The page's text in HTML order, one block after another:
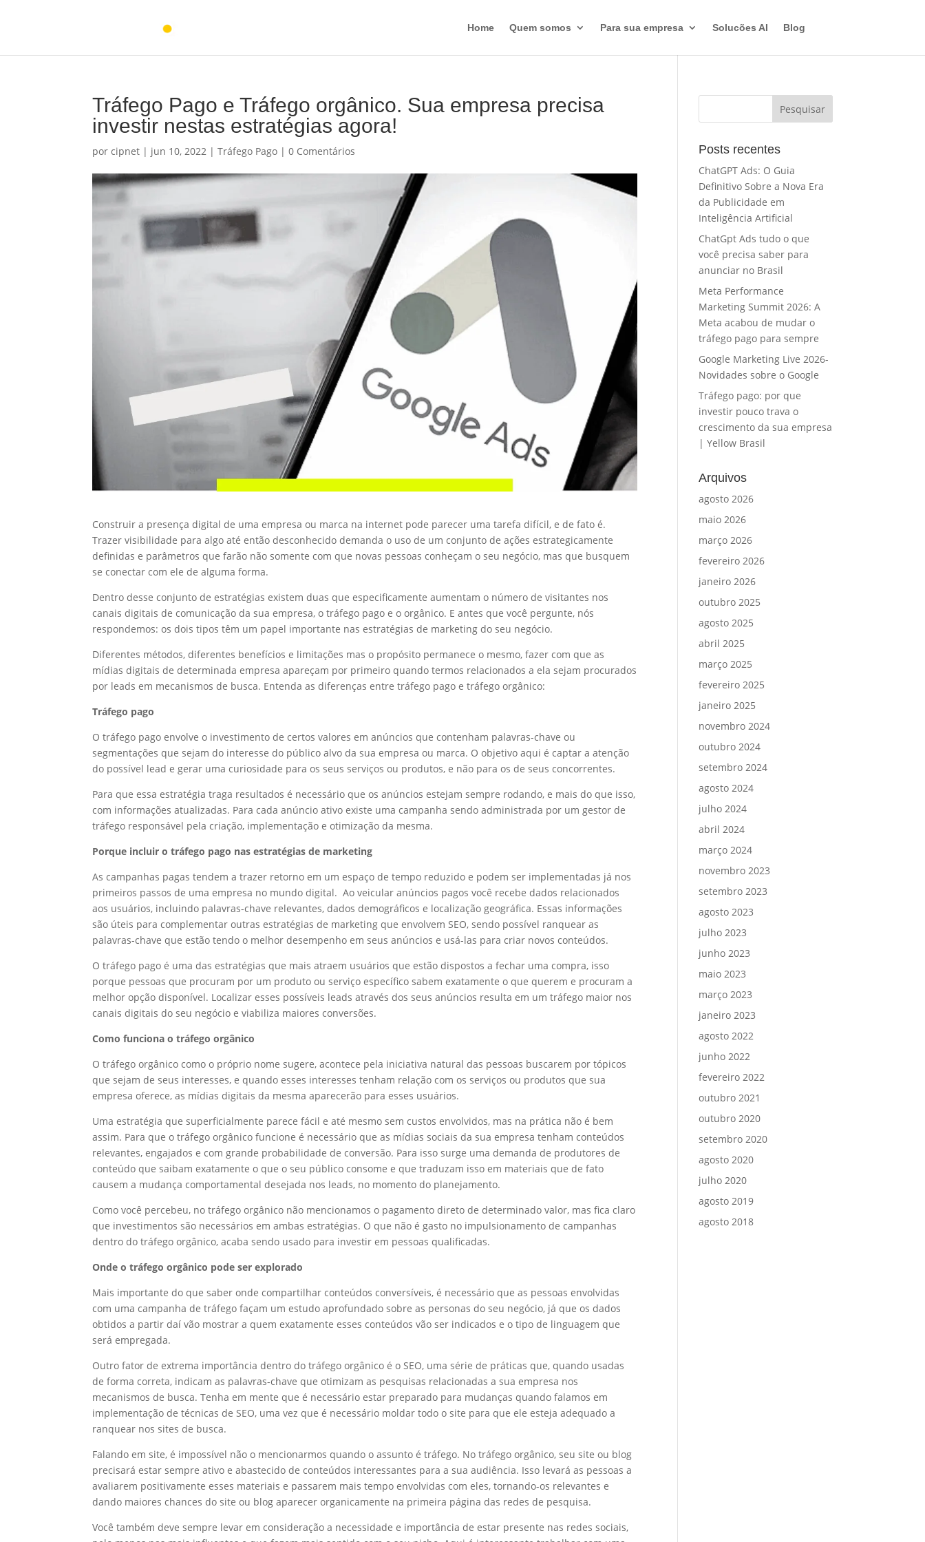
Home Quem somos Para sua empresa Solucões AI Blog
Tráfego Pago e Tráfego orgânico. Sua empresa precisa
investir nestas estratégias agora!
porcipnet | jun 10, 2022 |Tráfego Pago |0 Comentários
Construir a presença digital de uma empresa ou marca na internet pode parecer uma tarefa difícil, e de fato é.
Trazer visibilidade para algo até então desconhecido demanda o uso de um conjunto de ações estrategicamente
definidas e parâmetros que farão não somente com que novas pessoas conheçam o seu negócio, mas que busquem
se conectar com ele de alguma forma.
Dentro desse conjunto de estratégias existem duas que especificamente aumentam o número de visitantes nos
canais digitais de comunicação da sua empresa, o tráfego pago e o orgânico. E antes que você pergunte, nós
respondemos:os dois tipos têm um papel importante nas estratégias de marketing do seu negócio.
Diferentes métodos, diferentes benefícios e limitações mas o propósito permanece o mesmo, fazer com que as
mídias digitais de determinada empresa apareçam por primeiro quando termos relacionados a ela sejam procurados
por leads em mecanismos de busca. Entenda as diferenças entre tráfego pago e tráfego orgânico:
Tráfego pago
O tráfego pago envolve o investimento de certos valores em anúncios que contenham palavras-chave ou
segmentações que sejam do interesse do público alvo da sua empresa ou marca. O objetivo aqui é captar a atenção
do possível lead e gerar uma curiosidade para os seus serviços ou produtos, e não para os de seus concorrentes.
Para que essa estratégia traga resultados é necessário que os anúncios estejam sempre rodando, e mais do que isso,
com informações atualizadas. Para cada anúncio ativo existe uma campanha sendo administrada por um gestor de
tráfego responsável pela criação, implementação e otimização da mesma.
Porque incluir o tráfego pago nas estratégias de marketing
As campanhas pagas tendem a trazer retorno em um espaço de tempo reduzido e podem ser implementadas já nos
primeiros passos de uma empresa no mundo digital. Ao veicular anúncios pagos você recebe dados relacionados
aos usuários, incluindo palavras-chave relevantes, dados demográficos e localização geográfica. Essas informações
são úteis para complementar outras estratégias de marketing que envolvem SEO, sendo possível ranquear as
palavras-chave que estão tendo o melhor desempenho em seus anúncios e usá-las para criar novos conteúdos.
O tráfego pago é uma das estratégias que mais atraem usuários que estão dispostos a fechar uma compra, isso
porque pessoas que procuram por um produto ou serviço específico sabem exatamente o que querem e procuram a
melhor opção disponível. Localizar esses possíveis leads através dos seus anúncios resulta em um tráfego maior nos
canais digitais do seu negócio e viabiliza maiores conversões.
Como funciona o tráfego orgânico
O tráfego orgânico como o próprio nome sugere, acontece pela iniciativa natural das pessoas buscarem por tópicos
que sejam de seus interesses, e quando esses interesses tenham relação com os serviços ou produtos que sua
empresa oferece, as mídias digitais da mesma aparecerão para esses usuários.
Uma estratégia que superficialmente parece fácil e até mesmo sem custos envolvidos, mas na prática não é bem
assim. Para que o tráfego orgânico funcione é necessário que as mídias sociais da sua empresa tenham conteúdos
relevantes, engajados e com grande probabilidade de conversão. Para isso surge uma demanda de produtores de
conteúdo que saibam exatamente o que o seu público consome e que traduzam isso em materiais que de fato
causem a mudança comportamental desejada nos leads, no momento do planejamento.
Como você percebeu, no tráfego orgânico não mencionamos o pagamento direto de determinado valor, mas fica claro
que investimentos são necessários em ambas estratégias. O que não é gasto no impulsionamento de campanhas
dentro do tráfego orgânico, acaba sendo usado para investir em pessoas qualificadas.
Onde o tráfego orgânico pode ser explorado
Mais importante do que saber onde compartilhar conteúdos conversíveis, é necessário que as pessoas envolvidas
com uma campanha de tráfego façam um estudo aprofundado sobre as personas do seu negócio, já que os dados
obtidos a partir daí vão mostrar a quem exatamente esses conteúdos vão ser indicados e o tipo de linguagem que
será empregada.
Outro fator de extrema importância dentro do tráfego orgânico é o SEO, uma série de práticas que, quando usadas
de forma correta, indicam as palavras-chave que otimizam as pesquisas relacionadas a sua empresa nos
mecanismos de busca. Tenha em mente que é necessário estar preparado para mudanças quando falamos em
implementação de técnicas de SEO, uma vez que é necessário moldar todo o site para que ele esteja adequado a
ranquear nos sites de busca.
Falando em site, é impossível não o mencionarmos quando o assunto é tráfego. No tráfego orgânico, seu site ou blog
precisará estar sempre ativo e abastecido de conteúdos interessantes para a sua audiência. Isso levará as pessoas a
avaliarem positivamente esses materiais e passarem mais tempo envolvidas com eles, tornando-os relevantes e
dando maiores chances do site ou blog aparecer organicamente na primeira página das redes de pesquisa.
Você também deve sempre levar em consideração a necessidade e importância de estar presente nas redes sociais,
Posts recentes
ChatGPT Ads: O Guia
Definitivo Sobre a Nova Era
da Publicidade em
Inteligência Artificial
ChatGpt Ads tudo o que
você precisa saber para
anunciar no Brasil
Meta Performance
Marketing Summit 2026: A
Meta acabou de mudar o
tráfego pago para sempre
Google Marketing Live 2026-
Novidades sobre o Google
Tráfego pago: por que
investir pouco trava o
crescimento da sua empresa
| Yellow Brasil
Arquivos
agosto 2026
maio 2026
março 2026
fevereiro 2026
janeiro 2026
outubro 2025
agosto 2025
abril 2025
março 2025
fevereiro 2025
janeiro 2025
novembro 2024
outubro 2024
setembro 2024
agosto 2024
julho 2024
abril 2024
março 2024
novembro 2023
setembro 2023
agosto 2023
julho 2023
junho 2023
maio 2023
março 2023
janeiro 2023
agosto 2022
junho 2022
fevereiro 2022
outubro 2021
outubro 2020
setembro 2020
agosto 2020
julho 2020
agosto 2019
agosto 2018